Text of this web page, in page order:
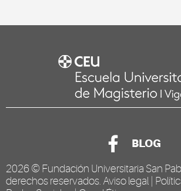
BLOG
2026 © Fundación Universitaria San
derechos reservados. Aviso legal